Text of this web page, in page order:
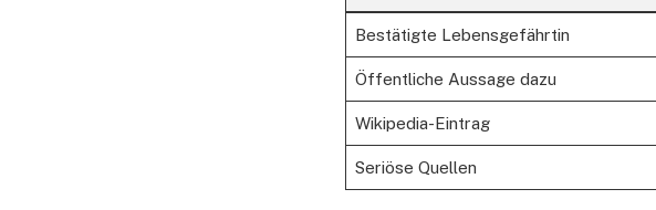
Bestätigte Lebensgefährtin
Öffentliche Aussage dazu
Wikipedia-Eintrag
Seriöse Quellen